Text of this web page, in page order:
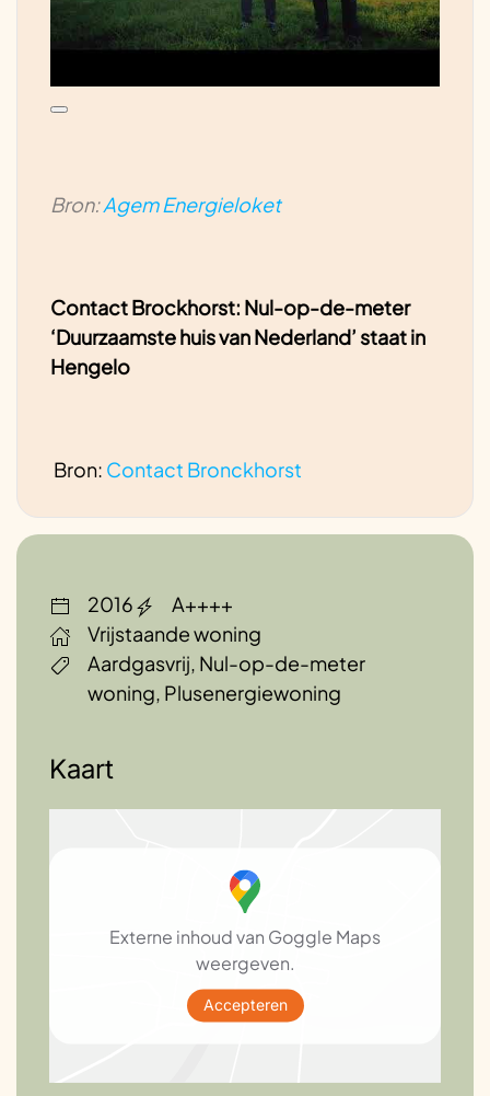
Staar je niet blind op energie alleen. De
comfortwinst is enorm. De genomen
Bron:Agem Energieloket
Contact Brockhorst: Nul-op-de-meter
‘Duurzaamste huis van Nederland’ staat in
Hengelo
Bron: Contact Bronckhorst
2016
A++++
Vrijstaande woning
Aardgasvrij, Nul-op-de-meter
woning, Plusenergiewoning
Kaart
Externe inhoud van Goggle Maps
weergeven.
Accepteren